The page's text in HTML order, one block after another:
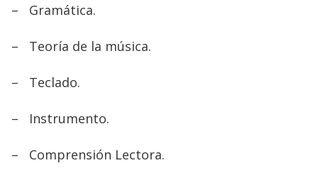
– Gramática.
– Teoría de la música.
– Teclado.
– Instrumento.
– Comprensión Lectora.